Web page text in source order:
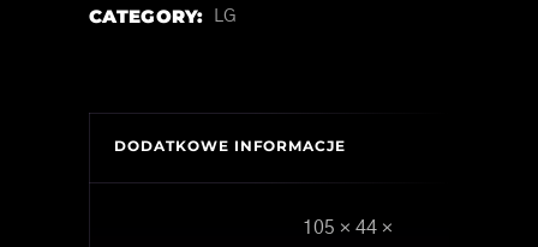
CATEGORY: LG
DODATKOWE INFORMACJE
105 × 44 ×